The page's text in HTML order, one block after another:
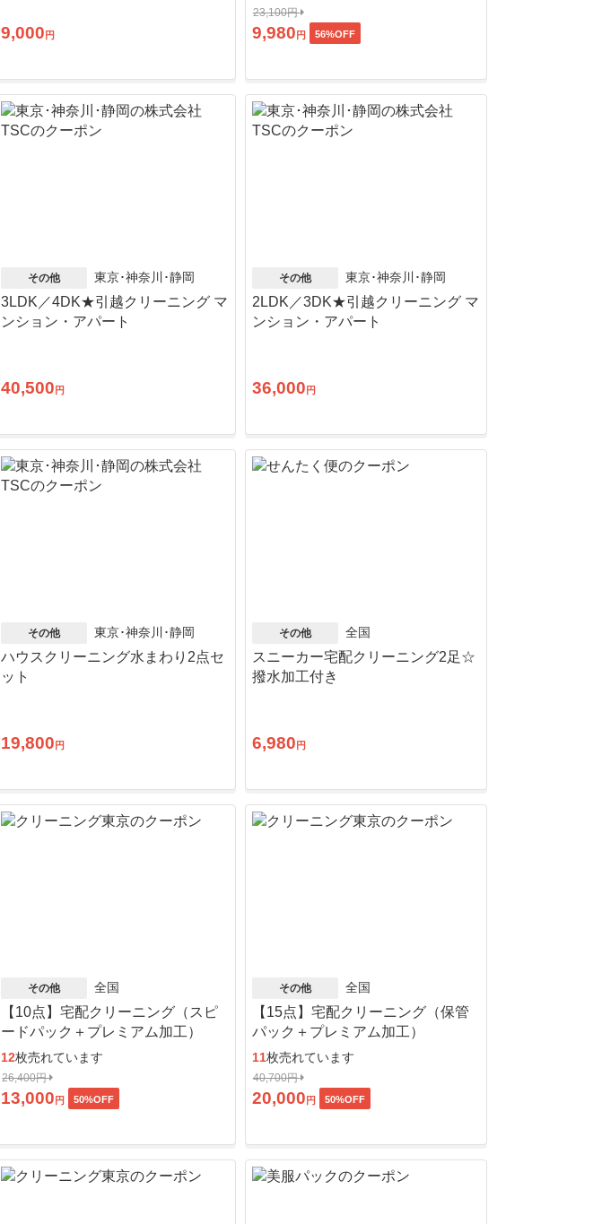
9,000 円
23,100円
9,980 円 56%OFF
その他 東京･神奈川･静岡
3LDK／4DK★引越クリーニング マ
ンション・アパート
40,500 円
その他 東京･神奈川･静岡
2LDK／3DK★引越クリーニング マ
ンション・アパート
36,000 円
その他 東京･神奈川･静岡
ハウスクリーニング水まわり2点セ
ット
19,800 円
その他 全国
スニーカー宅配クリーニング2足☆
撥水加工付き
6,980 円
その他 全国
【10点】宅配クリーニング（スピ
ードパック＋プレミアム加工）
12枚売れています
26,400円
13,000 円 50%OFF
その他 全国
【15点】宅配クリーニング（保管
パック＋プレミアム加工）
11枚売れています
40,700円
20,000 円 50%OFF